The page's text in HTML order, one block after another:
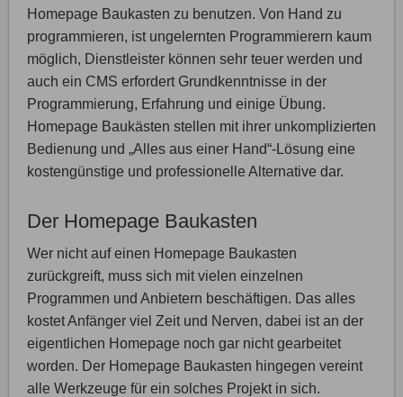
Homepage Baukasten zu benutzen. Von Hand zu
programmieren, ist ungelernten Programmierern kaum
möglich, Dienstleister können sehr teuer werden und
auch ein CMS erfordert Grundkenntnisse in der
Programmierung, Erfahrung und einige Übung.
Homepage Baukästen stellen mit ihrer unkomplizierten
Bedienung und „Alles aus einer Hand“-Lösung eine
kostengünstige und professionelle Alternative dar.
Der Homepage Baukasten
Wer nicht auf einen Homepage Baukasten
zurückgreift, muss sich mit vielen einzelnen
Programmen und Anbietern beschäftigen. Das alles
kostet Anfänger viel Zeit und Nerven, dabei ist an der
eigentlichen Homepage noch gar nicht gearbeitet
worden. Der Homepage Baukasten hingegen vereint
alle Werkzeuge für ein solches Projekt in sich.